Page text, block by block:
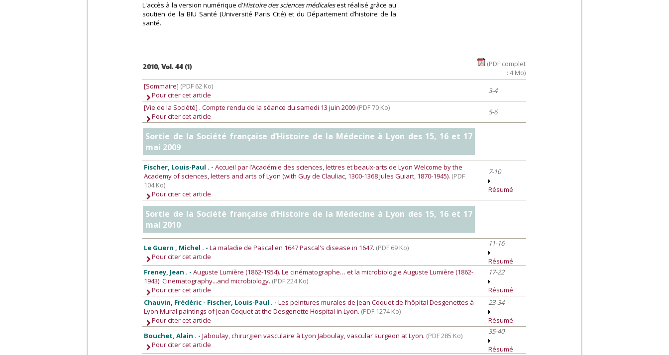
L'accès à la version numérique d’Histoire des sciences médicalesest réalisé grâce au
soutien de la BIU Santé (Université Paris Cité) et du Département d’histoire de la
santé.
2010, Vol. 44 (1)
(PDF complet
: 4 Mo)
[Sommaire] (PDF 62 Ko)
Pour citer cet article
3-4
[Vie de la Société] . Compte rendu de la séance du samedi 13 juin 2009 (PDF 70 Ko)
Pour citer cet article
5-6
Sortie de la Société française d’Histoire de la Médecine à Lyon des 15, 16 et 17
mai 2009
Fischer, Louis-Paul . -Accueil par l’Académie des sciences, lettres et beaux-arts de Lyon Welcome by the
Academy of sciences, letters and arts of Lyon (with Guy de Clauliac, 1300-1368 Jules Guiart, 1870-1945). (PDF
104 Ko)
Pour citer cet article
7-10
Résumé
Sortie de la Société française d’Histoire de la Médecine à Lyon des 15, 16 et 17
mai 2010
Le Guern , Michel . -La maladie de Pascal en 1647 Pascal's disease in 1647. (PDF 69 Ko)
Pour citer cet article
11-16
Résumé
Freney, Jean . -Auguste Lumière (1862-1954). Le cinématographe… et la microbiologie Auguste Lumière (1862-
1943). Cinematography...and microbiology. (PDF 224 Ko)
Pour citer cet article
17-22
Résumé
Chauvin, Frédéric - Fischer, Louis-Paul . -Les peintures murales de Jean Coquet de l’hôpital Desgenettes à
Lyon Mural paintings of Jean Coquet at the Desgenette Hospital in Lyon. (PDF 1274 Ko)
Pour citer cet article
23-34
Résumé
Bouchet, Alain . -Jaboulay, chirurgien vasculaire à Lyon Jaboulay, vascular surgeon at Lyon. (PDF 285 Ko)
Pour citer cet article
35-40
Résumé